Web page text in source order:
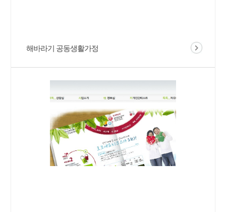
해바라기 공동생활가정